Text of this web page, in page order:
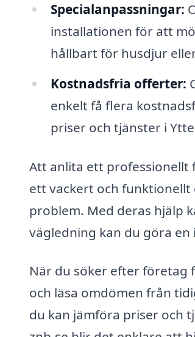
Specialanpassningar:
installationen för att
hållbart för husdjur
Kostnadsfria offerter:
enkelt få flera
priser och tjänster i
Att anlita ett
ett vackert och
problem. Med deras hjälp
vägledning kan du göra
När du söker efter
och läsa omdömen från
du kan jämföra priser och